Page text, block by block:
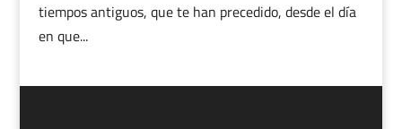
tiempos antiguos, que te han precedido, desde el día
en que...